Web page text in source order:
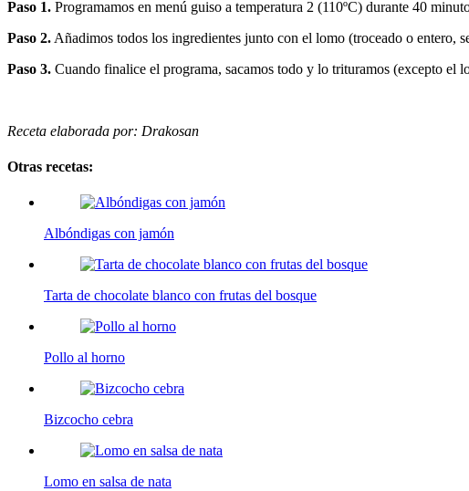
Paso 1. Programamos en menú guiso a temperatura 2 (110ºC) durante 40
Paso 2. Añadimos todos los ingredientes junto con el lomo (troceado o entero,
Paso 3. Cuando finalice el programa, sacamos todo y lo trituramos (excepto el
Receta elaborada por: Drakosan
Otras recetas:
Albóndigas con jamón
Tarta de chocolate blanco con frutas del bosque
Pollo al horno
Bizcocho cebra
Lomo en salsa de nata